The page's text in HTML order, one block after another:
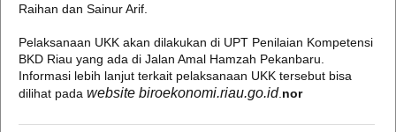
Raihan dan Sainur Arif.
Pelaksanaan UKK akan dilakukan di UPT Penilaian Kompetensi
BKD Riau yang ada di Jalan Amal Hamzah Pekanbaru.
Informasi lebih lanjut terkait pelaksanaan UKK tersebut bisa
dilihat pada website biroekonomi.riau.go.id nor